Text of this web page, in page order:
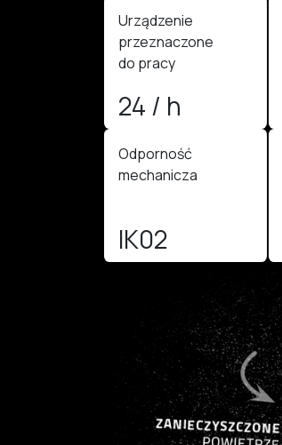
Urządzenie
przeznaczone
do pracy
24 / h
Odporność
mechanicza
IK02